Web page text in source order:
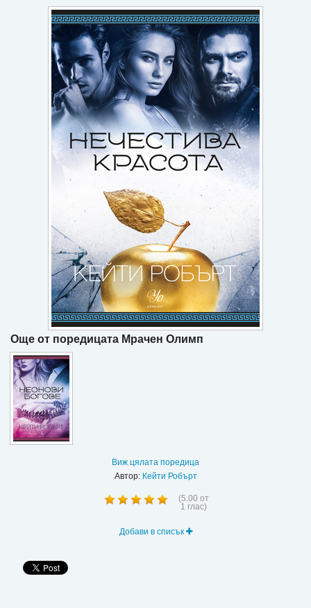
Е-списания
Подаръци
Ваучери
Промоции
Регистрация
Още от поредицата Мрачен Олимп
Виж цялата поредица
Автор: Кейти Робърт
(5.00 от
1 глас)
Добави в списък